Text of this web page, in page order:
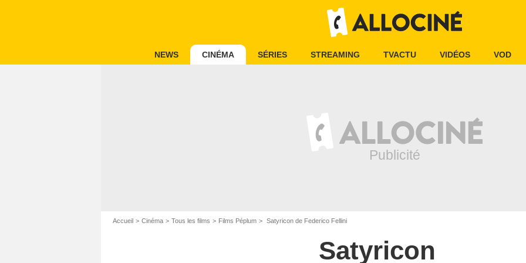
NEWS CINÉMA SÉRIES STREAMING TVACTU VIDÉOS VOD
Accueil Cinéma Tous les films Films Péplum Satyricon de Federico Fellini
Satyricon